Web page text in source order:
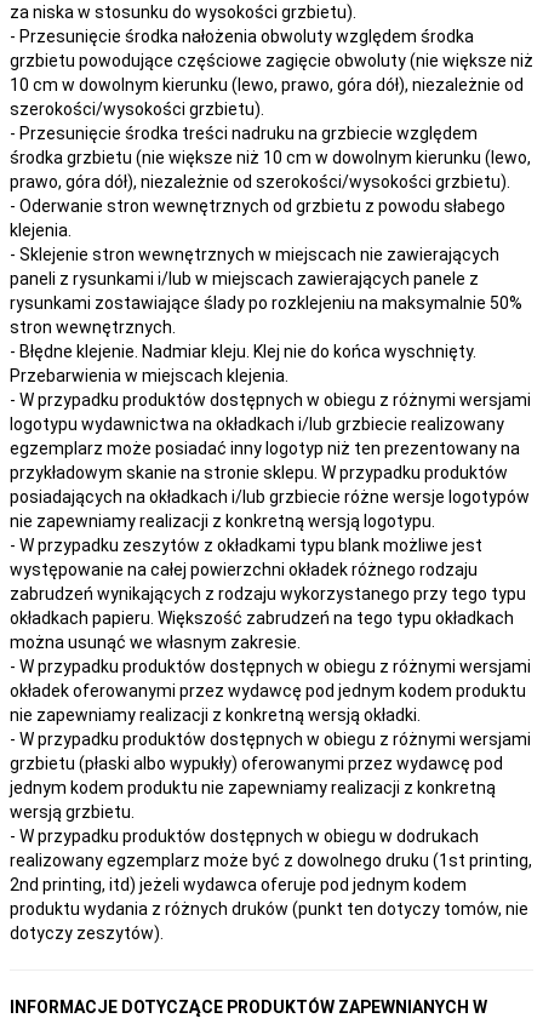
za niska w stosunku do wysokości grzbietu).
- Przesunięcie środka nałożenia obwoluty względem środka
grzbietu powodujące częściowe zagięcie obwoluty (nie większe niż
10 cm w dowolnym kierunku (lewo, prawo, góra dół), niezależnie od
szerokości/wysokości grzbietu).
- Przesunięcie środka treści nadruku na grzbiecie względem
środka grzbietu (nie większe niż 10 cm w dowolnym kierunku (lewo,
prawo, góra dół), niezależnie od szerokości/wysokości grzbietu).
- Oderwanie stron wewnętrznych od grzbietu z powodu słabego
klejenia.
- Sklejenie stron wewnętrznych w miejscach nie zawierających
paneli z rysunkami i/lub w miejscach zawierających panele z
rysunkami zostawiające ślady po rozklejeniu na maksymalnie 50%
stron wewnętrznych.
- Błędne klejenie. Nadmiar kleju. Klej nie do końca wyschnięty.
Przebarwienia w miejscach klejenia.
- W przypadku produktów dostępnych w obiegu z różnymi wersjami
logotypu wydawnictwa na okładkach i/lub grzbiecie realizowany
egzemplarz może posiadać inny logotyp niż ten prezentowany na
przykładowym skanie na stronie sklepu. W przypadku produktów
posiadających na okładkach i/lub grzbiecie różne wersje logotypów
nie zapewniamy realizacji z konkretną wersją logotypu.
- W przypadku zeszytów z okładkami typu blank możliwe jest
występowanie na całej powierzchni okładek różnego rodzaju
zabrudzeń wynikających z rodzaju wykorzystanego przy tego typu
okładkach papieru. Większość zabrudzeń na tego typu okładkach
można usunąć we własnym zakresie.
- W przypadku produktów dostępnych w obiegu z różnymi wersjami
okładek oferowanymi przez wydawcę pod jednym kodem produktu
nie zapewniamy realizacji z konkretną wersją okładki.
- W przypadku produktów dostępnych w obiegu z różnymi wersjami
grzbietu (płaski albo wypukły) oferowanymi przez wydawcę pod
jednym kodem produktu nie zapewniamy realizacji z konkretną
wersją grzbietu.
- W przypadku produktów dostępnych w obiegu w dodrukach
realizowany egzemplarz może być z dowolnego druku (1st printing,
2nd printing, itd) jeżeli wydawca oferuje pod jednym kodem
produktu wydania z różnych druków (punkt ten dotyczy tomów, nie
dotyczy zeszytów).
INFORMACJE DOTYCZĄCE PRODUKTÓW ZAPEWNIANYCH W